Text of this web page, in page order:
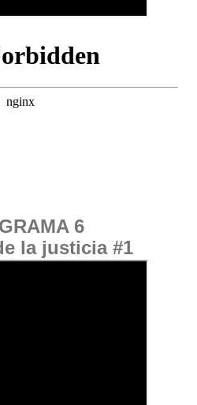
6
la justicia #1